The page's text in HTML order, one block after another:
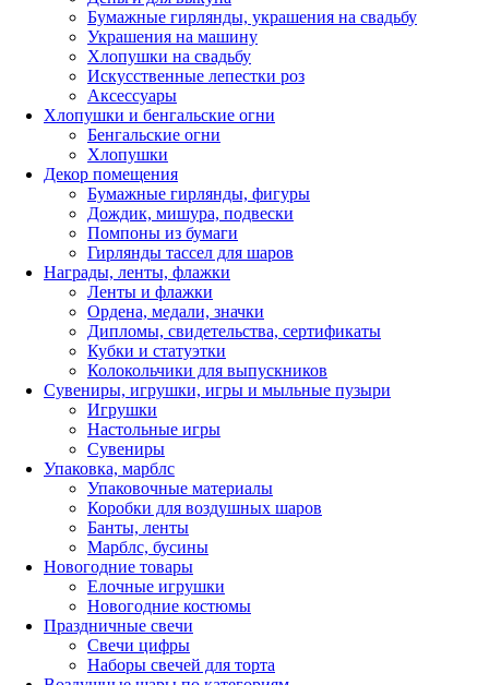
Бумажные гирлянды, украшения на свадьбу
Украшения на машину
Хлопушки на свадьбу
Искусственные лепестки роз
Аксессуары
Хлопушки и бенгальские огни
Бенгальские огни
Хлопушки
Декор помещения
Бумажные гирлянды, фигуры
Дождик, мишура, подвески
Помпоны из бумаги
Гирлянды тассел для шаров
Награды, ленты, флажки
Ленты и флажки
Ордена, медали, значки
Дипломы, свидетельства, сертификаты
Кубки и статуэтки
Колокольчики для выпускников
Сувениры, игрушки, игры и мыльные пузыри
Игрушки
Настольные игры
Сувениры
Упаковка, марблс
Упаковочные материалы
Коробки для воздушных шаров
Банты, ленты
Марблс, бусины
Новогодние товары
Елочные игрушки
Новогодние костюмы
Праздничные свечи
Свечи цифры
Наборы свечей для торта